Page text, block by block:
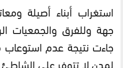
استغراب أبناء أصيلة
جهة وللفرق والجمعيات
جاءت نتيجة عدم
لمدن لا تتوفر على